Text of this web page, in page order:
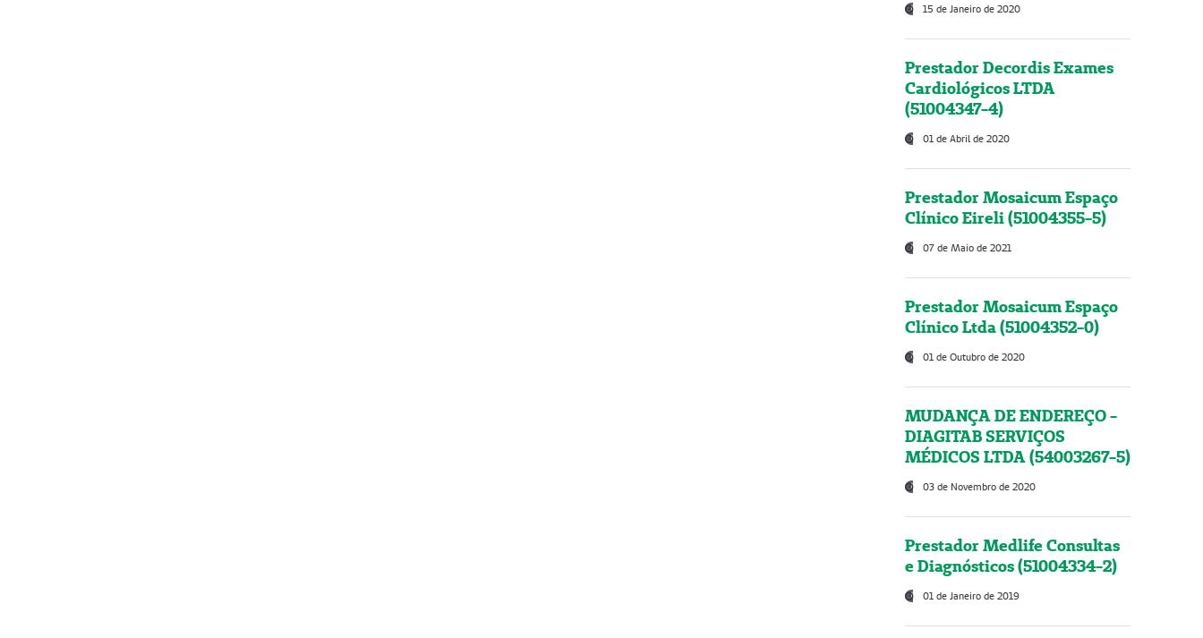
15 de Janeiro de 2020
Prestador Decordis Exames
Cardiológicos LTDA
(51004347-4)
01 de Abril de 2020
Prestador Mosaicum Espaço
Clínico Eireli (51004355-5)
07 de Maio de 2021
Prestador Mosaicum Espaço
Clínico Ltda (51004352-0)
01 de Outubro de 2020
MUDANÇA DE ENDEREÇO -
DIAGITAB SERVIÇOS
MÉDICOS LTDA (54003267-5)
03 de Novembro de 2020
Prestador Medlife Consultas
e Diagnósticos (51004334-2)
01 de Janeiro de 2019